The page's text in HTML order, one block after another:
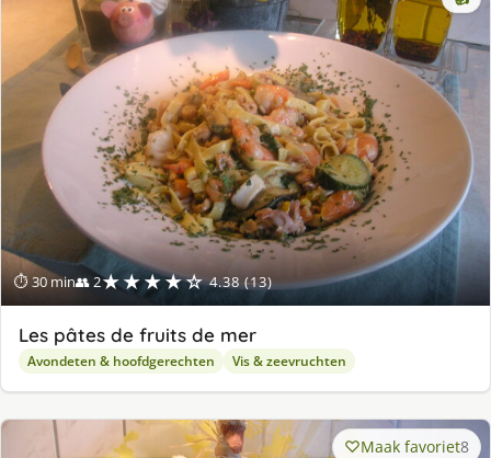
⏱ 30 min👥 2★★★★☆ 4.38 (13)
Les pâtes de fruits de mer
Avondeten & hoofdgerechten Vis & zeevruchten
Maak favoriet8